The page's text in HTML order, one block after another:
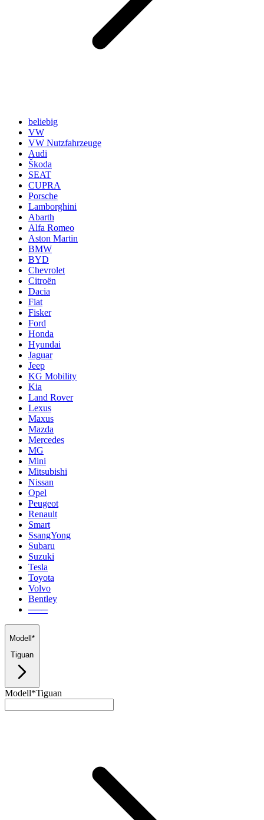
beliebig
VW
VW Nutzfahrzeuge
Audi
Škoda
SEAT
CUPRA
Porsche
Lamborghini
Abarth
Alfa Romeo
Aston Martin
BMW
BYD
Chevrolet
Citroën
Dacia
Fiat
Fisker
Ford
Honda
Hyundai
Jaguar
Jeep
KG Mobility
Kia
Land Rover
Lexus
Maxus
Mazda
Mercedes
MG
Mini
Mitsubishi
Nissan
Opel
Peugeot
Renault
Smart
SsangYong
Subaru
Suzuki
Tesla
Toyota
Volvo
Bentley
───
Modell*
Tiguan
Modell*Tiguan